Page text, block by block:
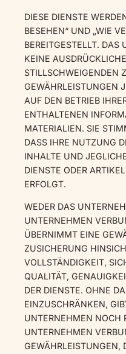
DIESE DIENSTE
BESEHEN“ UND „WIE
BEREITGESTELLT.
KEINE
STILLSCHWEIGENDEN
GEWÄHRLEISTUNGEN
AUF DEN BETRIEB
ENTHALTENEN
MATERIALIEN. SIE
DASS IHRE NUTZUNG
INHALTE UND
DIENSTE ODER
ERFOLGT.
WEDER DAS
UNTERNEHMEN
ÜBERNIMMT EINE
ZUSICHERUNG
VOLLSTÄNDIGKEIT,
QUALITÄT,
DER DIENSTE. OHNE
EINZUSCHRÄNKEN,
UNTERNEHMEN NOCH
UNTERNEHMEN
GEWÄHRLEISTUNGEN,